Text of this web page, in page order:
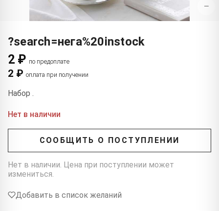
−
?search=нега%20instock
2 ₽ по предоплате
2 ₽ оплата при получении
Набор .
Нет в наличии
СООБЩИТЬ О ПОСТУПЛЕНИИ
Нет в наличии. Цена при поступлении может
измениться.
Добавить в список желаний